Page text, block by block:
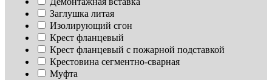
Заглушка литая
Изoлирующий сгон
Крест фланцевый
Крест фланцевый с пожарной подставкой
Крестовина сегментно-сварная
Муфта